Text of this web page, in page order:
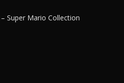
Super Mario Collection